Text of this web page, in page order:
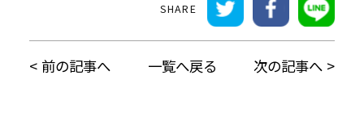
前の記事へ 一覧へ戻る 次の記事へ